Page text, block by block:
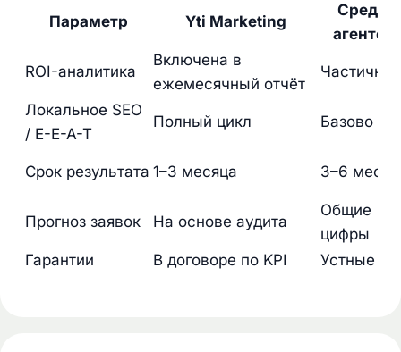
Параметр Yti Marketing
ROI-аналитика
Включена в
ежемесячный отчёт
Частично
Локальное SEO
/ E-E-A-T
Полный цикл Базово
Срок результата 1–3 месяца 3–6
Прогноз заявок На основе аудита
Общие
цифры
Гарантии
В договоре по KPI Устные